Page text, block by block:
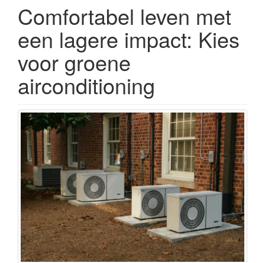
Comfortabel leven met
een lagere impact: Kies
voor groene
airconditioning